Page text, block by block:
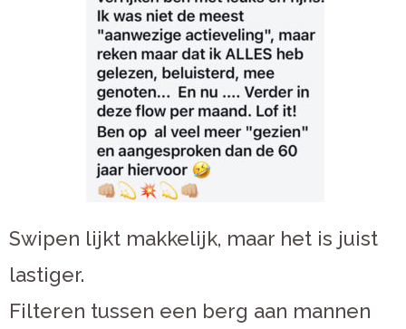
Swipen lijkt makkelijk, maar het is juist
lastiger.
Filteren tussen een berg aan mannen